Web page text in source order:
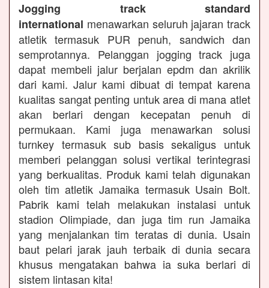
Jogging track standard
international menawarkan seluruh jajaran track
atletik termasuk PUR penuh, sandwich dan
semprotannya. Pelanggan jogging track juga
dapat membeli jalur berjalan epdm dan akrilik
dari kami. Jalur kami dibuat di tempat karena
kualitas sangat penting untuk area di mana atlet
akan berlari dengan kecepatan penuh di
permukaan. Kami juga menawarkan solusi
turnkey termasuk sub basis sekaligus untuk
memberi pelanggan solusi vertikal terintegrasi
yang berkualitas. Produk kami telah digunakan
oleh tim atletik Jamaika termasuk Usain Bolt.
Pabrik kami telah melakukan instalasi untuk
stadion Olimpiade, dan juga tim run Jamaika
yang menjalankan tim teratas di dunia. Usain
baut pelari jarak jauh terbaik di dunia secara
khusus mengatakan bahwa ia suka berlari di
sistem lintasan kita!